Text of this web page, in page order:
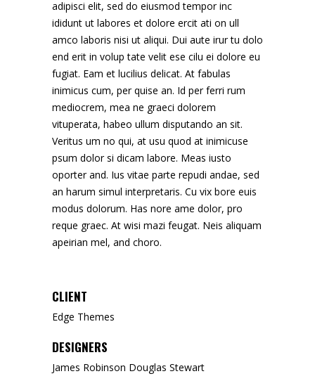
adipisci elit, sed do eiusmod tempor inc
ididunt ut labores et dolore ercit ati on ull
amco laboris nisi ut aliqui. Dui aute irur tu dolo
end erit in volup tate velit ese cilu ei dolore eu
fugiat. Eam et lucilius delicat. At fabulas
inimicus cum, per quise an. Id per ferri rum
mediocrem, mea ne graeci dolorem
vituperata, habeo ullum disputando an sit.
Veritus um no qui, at usu quod at inimicuse
psum dolor si dicam labore. Meas iusto
oporter and. Ius vitae parte repudi andae, sed
an harum simul interpretaris. Cu vix bore euis
modus dolorum. Has nore ame dolor, pro
reque graec. At wisi mazi feugat. Neis aliquam
apeirian mel, and choro.
CLIENT
Edge Themes
DESIGNERS
James Robinson Douglas Stewart